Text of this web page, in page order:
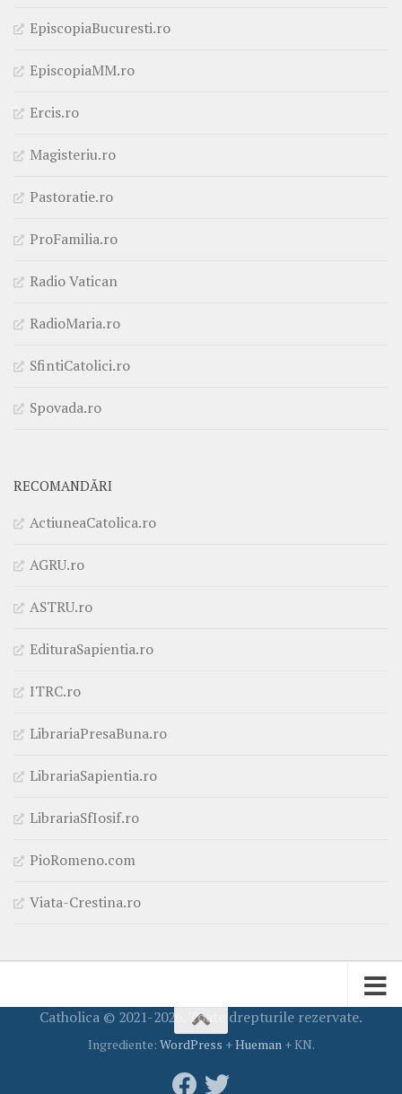
EpiscopiaBucuresti.ro
EpiscopiaMM.ro
Ercis.ro
Magisteriu.ro
Pastoratie.ro
ProFamilia.ro
Radio Vatican
RadioMaria.ro
SfintiCatolici.ro
Spovada.ro
RECOMANDĂRI
ActiuneaCatolica.ro
AGRU.ro
ASTRU.ro
EdituraSapientia.ro
ITRC.ro
LibrariaPresaBuna.ro
LibrariaSapientia.ro
LibrariaSfIosif.ro
PioRomeno.com
Viata-Crestina.ro
Catholica © 2021-2026. Toate drepturile rezervate.
Ingrediente: WordPress +Hueman+ KN.